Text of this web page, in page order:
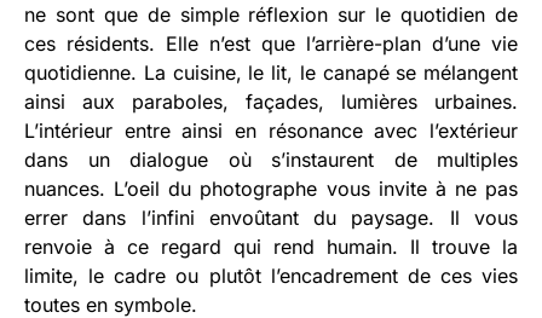
ne sont que de simple réflexion sur le quotidien de
ces résidents. Elle n’est que l’arrière-plan d’une vie
quotidienne. La cuisine, le lit, le canapé se mélangent
ainsi aux paraboles, façades, lumières urbaines.
L’intérieur entre ainsi en résonance avec l’extérieur
dans un dialogue où s’instaurent de multiples
nuances. L’oeil du photographe vous invite à ne pas
errer dans l’infini envoûtant du paysage. Il vous
renvoie à ce regard qui rend humain. Il trouve la
limite, le cadre ou plutôt l’encadrement de ces vies
toutes en symbole.